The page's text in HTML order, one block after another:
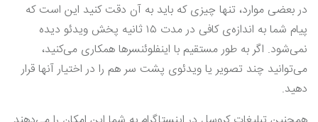
در بعضی موارد، تنها چیزی که باید به آن دقت کنید این است که
پیام شما به اندازه‌ی کافی در مدت ۱۵ ثانیه پخش ویدئو دیده
نمی‌شود. اگر به طور مستقیم با اینفلوئنسرها همکاری می‌کنید،
می‌توانید چند تصویر یا ویدئوی پشت سر هم را در اختیار آنها قرار
دهید.